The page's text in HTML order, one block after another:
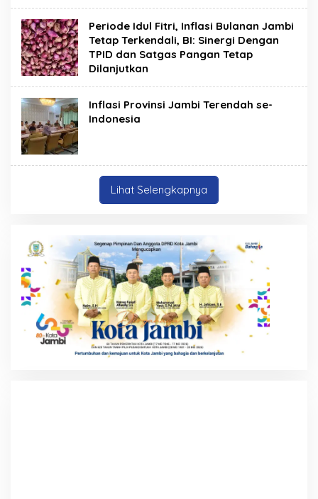
Periode Idul Fitri, Inflasi Bulanan Jambi
Tetap Terkendali, BI: Sinergi Dengan
TPID dan Satgas Pangan Tetap
Dilanjutkan
Inflasi Provinsi Jambi Terendah se-
Indonesia
Lihat Selengkapnya